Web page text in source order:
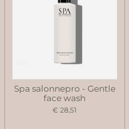
Spa salonnepro - Gentle
face wash
€ 28,51